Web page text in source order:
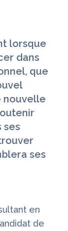
lorsque
dans
que
nouvelle
ses
ses
en
de